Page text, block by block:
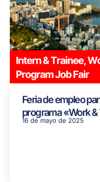
Feria de empleo
programa «Work &
16 de mayo de 2025